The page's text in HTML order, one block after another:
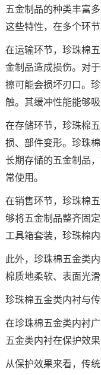
五金制品的种类丰富
这些特性，在多个环
在运输环节，珍珠棉
金制品造成损伤。对
擦可能会损坏刃口。
触。其缓冲性能能够
在存储环节，珍珠棉
损、部件变形。珍珠
长期存储的五金制品
常使用。
在销售环节，珍珠棉
够将五金制品整齐固
工具箱套装，珍珠棉
此外，珍珠棉五金类
棉质地柔软、表面光
珍珠棉五金类内衬与
在珍珠棉五金类内衬
五金类内衬在保护效
从保护效果来看，传